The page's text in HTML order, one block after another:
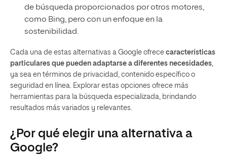
de búsqueda proporcionados por otros motores,
como Bing, pero con un enfoque en la
sostenibilidad.
Cada una de estas alternativas a Google ofrece características
particulares que pueden adaptarse a diferentes necesidades,
ya sea en términos de privacidad, contenido específico o
seguridad en línea. Explorar estas opciones ofrece más
herramientas para la búsqueda especializada, brindando
resultados más variados y relevantes.
¿Por qué elegir una alternativa a
Google?